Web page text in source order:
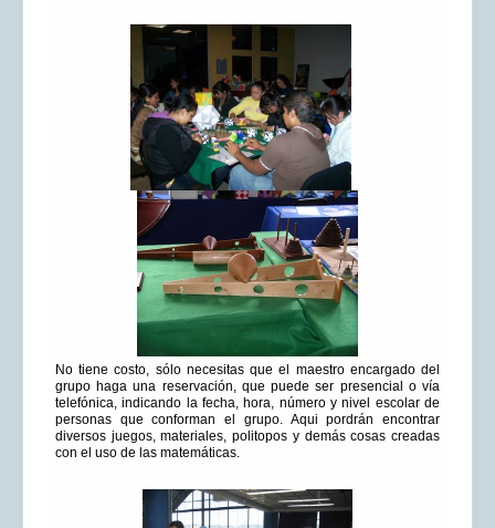
No tiene costo, sólo necesitas que el maestro encargado del
grupo haga una reservación, que puede ser presencial o vía
telefónica, indicando la fecha, hora, número y nivel escolar de
personas que conforman el grupo. Aqui pordrán encontrar
diversos juegos, materiales, politopos y demás cosas creadas
con el uso de las matemáticas.